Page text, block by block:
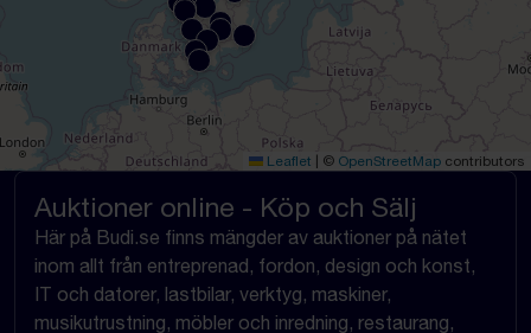
Leaflet © OpenStreetMap contributors
Auktioner online - Köp och Sälj
Här på Budi.se finns mängder av auktioner på nätet
inom allt från entreprenad, fordon, design och konst,
IT och datorer, lastbilar, verktyg, maskiner,
musikutrustning, möbler och inredning, restaurang,